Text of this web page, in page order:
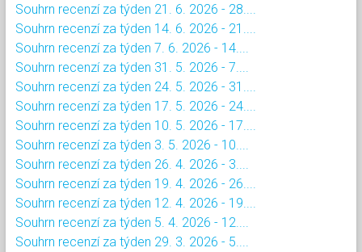
Souhrn recenzí za týden 21. 6. 2026 - 28....
Souhrn recenzí za týden 14. 6. 2026 - 21....
Souhrn recenzí za týden 7. 6. 2026 - 14....
Souhrn recenzí za týden 31. 5. 2026 - 7....
Souhrn recenzí za týden 24. 5. 2026 - 31....
Souhrn recenzí za týden 17. 5. 2026 - 24....
Souhrn recenzí za týden 10. 5. 2026 - 17....
Souhrn recenzí za týden 3. 5. 2026 - 10....
Souhrn recenzí za týden 26. 4. 2026 - 3....
Souhrn recenzí za týden 19. 4. 2026 - 26....
Souhrn recenzí za týden 12. 4. 2026 - 19....
Souhrn recenzí za týden 5. 4. 2026 - 12....
Souhrn recenzí za týden 29. 3. 2026 - 5....